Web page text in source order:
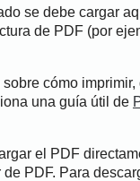
se debe cargar
de PDF (por
cómo
una guía útil de
el PDF
PDF. Para